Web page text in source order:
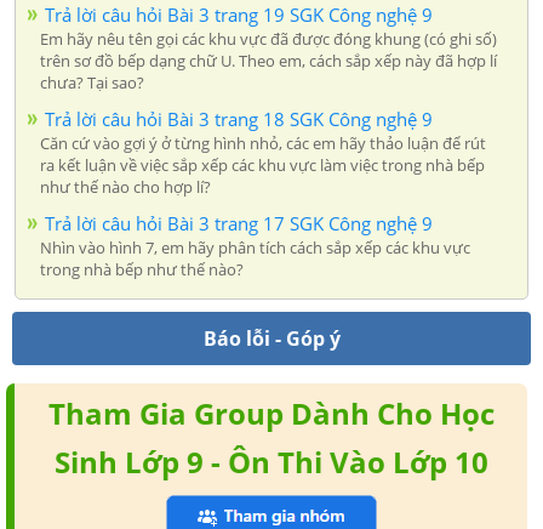
Trả lời câu hỏi Bài 3 trang 19 SGK Công nghệ 9
Em hãy nêu tên gọi các khu vực đã được đóng khung (có ghi số)
trên sơ đồ bếp dạng chữ U. Theo em, cách sắp xếp này đã hợp lí
chưa? Tại sao?
Trả lời câu hỏi Bài 3 trang 18 SGK Công nghệ 9
Căn cứ vào gợi ý ở từng hình nhỏ, các em hãy thảo luận để rút
ra kết luận về việc sắp xếp các khu vực làm việc trong nhà bếp
như thế nào cho hợp lí?
Trả lời câu hỏi Bài 3 trang 17 SGK Công nghệ 9
Nhìn vào hình 7, em hãy phân tích cách sắp xếp các khu vực
trong nhà bếp như thế nào?
Báo lỗi - Góp ý
Tham Gia Group Dành Cho Học
Sinh Lớp 9 - Ôn Thi Vào Lớp 10